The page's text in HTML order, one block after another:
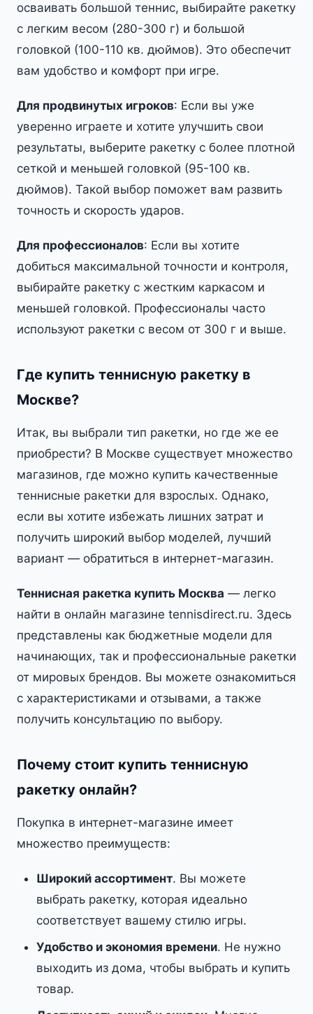
осваивать большой теннис, выбирайте ракетку
с легким весом (280-300 г) и большой
головкой (100-110 кв. дюймов). Это обеспечит
вам удобство и комфорт при игре.
Для продвинутых игроков: Если вы уже
уверенно играете и хотите улучшить свои
результаты, выберите ракетку с более плотной
сеткой и меньшей головкой (95-100 кв.
дюймов). Такой выбор поможет вам развить
точность и скорость ударов.
Для профессионалов: Если вы хотите
добиться максимальной точности и контроля,
выбирайте ракетку с жестким каркасом и
меньшей головкой. Профессионалы часто
используют ракетки с весом от 300 г и выше.
Где купить теннисную ракетку в
Москве?
Итак, вы выбрали тип ракетки, но где же ее
приобрести? В Москве существует множество
магазинов, где можно купить качественные
теннисные ракетки для взрослых. Однако,
если вы хотите избежать лишних затрат и
получить широкий выбор моделей, лучший
вариант — обратиться в интернет-магазин.
Теннисная ракетка купить Москва — легко
найти в онлайн магазине tennisdirect.ru. Здесь
представлены как бюджетные модели для
начинающих, так и профессиональные ракетки
от мировых брендов. Вы можете ознакомиться
с характеристиками и отзывами, а также
получить консультацию по выбору.
Почему стоит купить теннисную
ракетку онлайн?
Покупка в интернет-магазине имеет
множество преимуществ:
Широкий ассортимент. Вы можете
выбрать ракетку, которая идеально
соответствует вашему стилю игры.
Удобство и экономия времени. Не нужно
выходить из дома, чтобы выбрать и купить
товар.